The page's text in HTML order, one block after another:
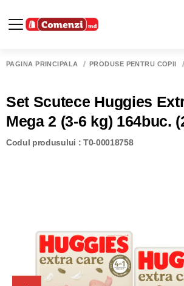
PAGINA PRINCIPALĂ PRODUSE PENTRU COPII
Set Scutece Huggies
Mega 2 (3-6 kg) 164buc.
Codul produsului : T0-00018758